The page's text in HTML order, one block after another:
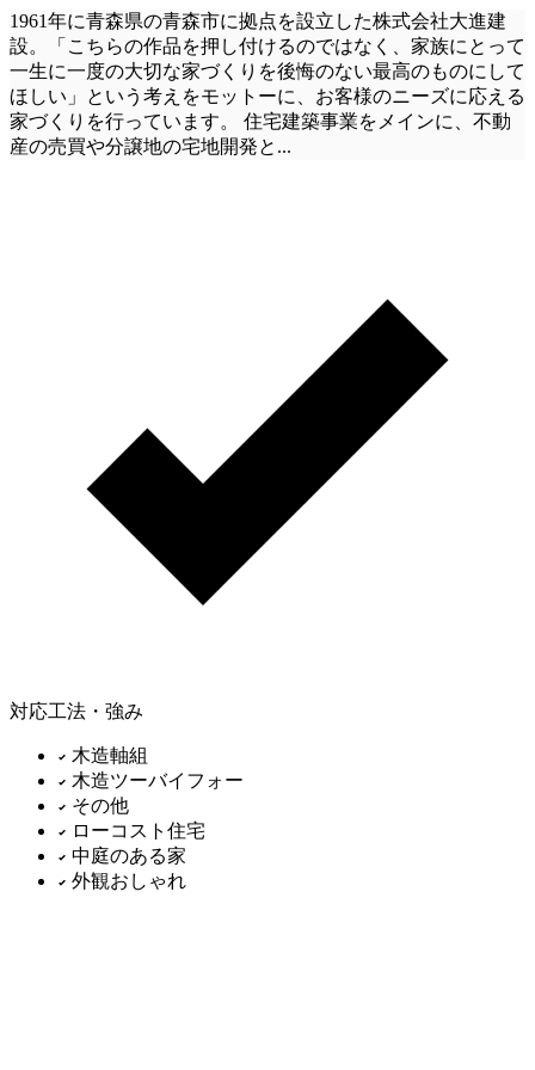
1961年に青森県の青森市に拠点を設立した株式会社大進建
設。「こちらの作品を押し付けるのではなく、家族にとって
一生に一度の大切な家づくりを後悔のない最高のものにして
ほしい」という考えをモットーに、お客様のニーズに応える
家づくりを行っています。 住宅建築事業をメインに、不動
産の売買や分譲地の宅地開発と ...
対応工法・強み
木造軸組
木造ツーバイフォー
その他
ローコスト住宅
中庭のある家
外観おしゃれ